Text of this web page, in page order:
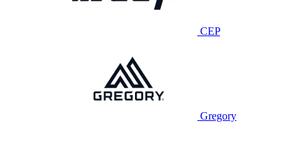
CEP
Gregory